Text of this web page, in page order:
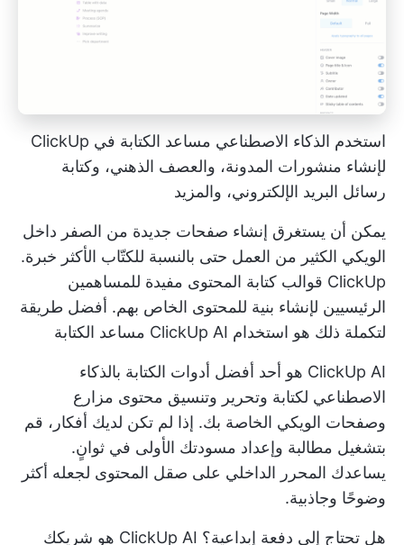
استخدم الذكاء الاصطناعي مساعد الكتابة
في ClickUp
لإنشاء منشورات المدونة، والعصف الذهني، وكتابة
رسائل البريد الإلكتروني، والمزيد
يمكن أن يستغرق إنشاء صفحات جديدة من الصفر داخل
الويكي الكثير من العمل حتى بالنسبة للكتّاب الأكثر خبرة.
ClickUp قوالب كتابة المحتوى مفيدة للمساهمين
الرئيسيين لإنشاء بنية للمحتوى الخاص بهم. أفضل طريقة
لتكملة ذلك هو استخدام ClickUp AI مساعد الكتابة
ClickUp AI هو أحد أفضل
أدوات الكتابة بالذكاء
الاصطناعي لكتابة وتحرير وتنسيق محتوى مزارع
وصفحات الويكي الخاصة بك. إذا لم تكن لديك أفكار، قم
بتشغيل مطالبة وإعداد مسودتك الأولى في ثوانٍ.
يساعدك المحرر الداخلي على صقل المحتوى لجعله أكثر
وضوحًا وجاذبية.
هل تحتاج إلى دفعة إبداعية؟ ClickUp AI هو شريكك